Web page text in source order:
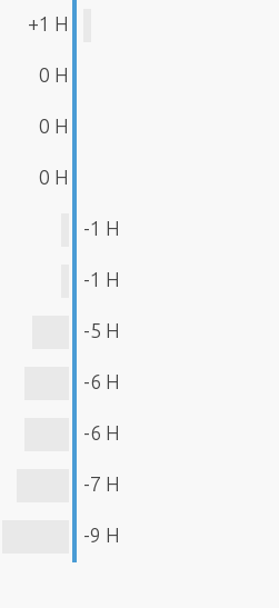
+1 H
0 H
0 H
0 H
-1 H
-1 H
-5 H
-6 H
-6 H
-7 H
-9 H